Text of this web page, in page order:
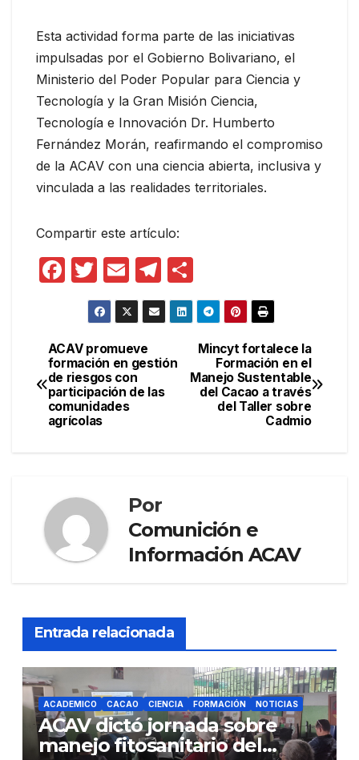
Esta actividad forma parte de las iniciativas
impulsadas por el Gobierno Bolivariano, el
Ministerio del Poder Popular para Ciencia y
Tecnología y la Gran Misión Ciencia,
Tecnología e Innovación Dr. Humberto
Fernández Morán, reafirmando el compromiso
de la ACAV con una ciencia abierta, inclusiva y
vinculada a las realidades territoriales.
Compartir este artículo:
F
e
b
o
o
T
w
itt
er
E
m
ail
T
el
e
a
m
o
m
p
ar
tir
Navegación
de
entradas
Mincyt fortalece la
Formación en el
Manejo Sustentable
del Cacao a través
del Taller sobre
Cadmio
ACAV promueve
formación en gestión
de riesgos con
participación de las
comunidades
agrícolas
Por
Comunición e
Información ACAV
Entrada relacionada
ACADEMICO CACAO CIENCIA FORMACIÓN NOTICIAS
ACAV dictó jornada sobre
manejo fitosanitario del